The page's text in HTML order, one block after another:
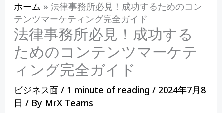
ホーム » 法律事務所必見！成功するためのコン
テンツマーケティング完全ガイド
法律事務所必見！成功する
ためのコンテンツマーケテ
ィング完全ガイド
ビジネス面/ 1 minute of reading / 2024年7月8
日 / By Mr.X Teams